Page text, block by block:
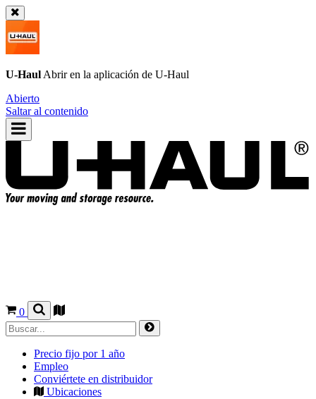
U-Haul Abrir en la aplicación de U-Haul
Abierto
Saltar al contenido
0
Precio fijo por 1 año
Empleo
Conviértete en distribuidor
Ubicaciones